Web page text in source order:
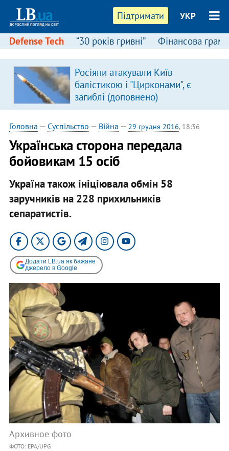
Підтримати УКР
Defense Tech “30 років гривні” Фінансова
Росіяни атакували Київ
балістикою і "Цирконами", є
загиблі (доповнено)
Головна — Суспільство — Війна — 29 грудня 2016, 18:36
Українська сторона передала
бойовикам 15 осіб
Україна також ініціювала обмін 58
заручників на 228 прихильників
сепаратистів.
Додати LB.ua як бажане
джерело в Google
Архивное фото
ФОТО: EPA/UPG